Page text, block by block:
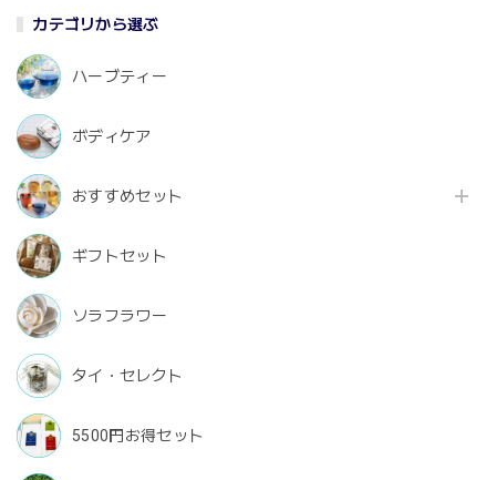
カテゴリから選ぶ
ハーブティー
ボディケア
おすすめセット
ギフトセット
ソラフラワー
タイ・セレクト
5500円お得セット